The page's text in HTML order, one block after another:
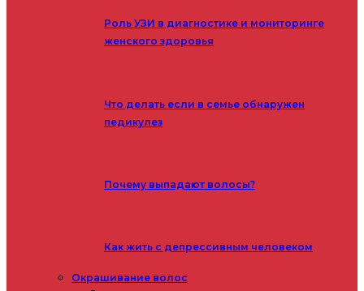
Роль УЗИ в диагностике и мониторинге
женского здоровья
Что делать если в семье обнаружен
педикулез
Почему выпадают волосы?
Как жить с депрессивным человеком
Окрашивание волос